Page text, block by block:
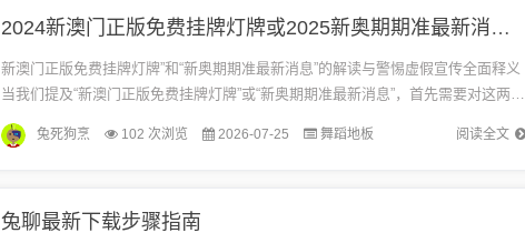
2024新澳门正版免费挂牌灯牌或2025新奥期期准最新消息：32-46-44-33-07-43 T:39-预案解答、专家解析解释与落实,专业释义、解释与落实​
新澳门正版免费挂牌灯牌”和“新奥期期准最新消息”的解读与警惕虚假宣传全面释义
当我们提及“新澳门正版免费挂牌灯牌”或“新奥期期准最新消息”，首先需要对这两个
关键词进行全面释义，在澳门，由于其特殊的地理位置和历史背景，游...
阅读全文
兔死狗烹 102 次浏览 2026-07-25 舞蹈地板
兔聊最新下载步骤指南